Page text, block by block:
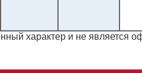
характер и не является